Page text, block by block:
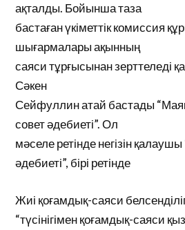
ақталды. Бойынша таза
бастаған үкіметтік комиссия
шығармалары ақынның
саяси тұрғысынан зерттеледі
Сәкен
Сейфуллин атай бастады
совет әдебиеті”. Ол
мәселе ретінде негізін қалаушы
әдебиеті”, бірі ретінде
Жиі қоғамдық-саяси
“түсінігімен қоғамдық-саяси